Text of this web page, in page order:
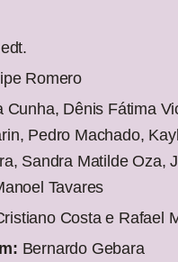
Romero
Cunha, Dênis Fátima
Pedro Machado,
Sandra Matilde Oza,
Tavares
Costa e Rafael
Bernardo Gebara